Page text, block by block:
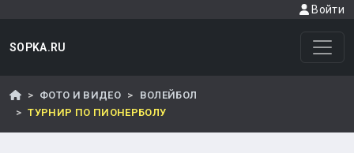
Войти
SOPKA.RU
ФОТО И ВИДЕО
ВОЛЕЙБОЛ
ТУРНИР ПО ПИОНЕРБОЛУ